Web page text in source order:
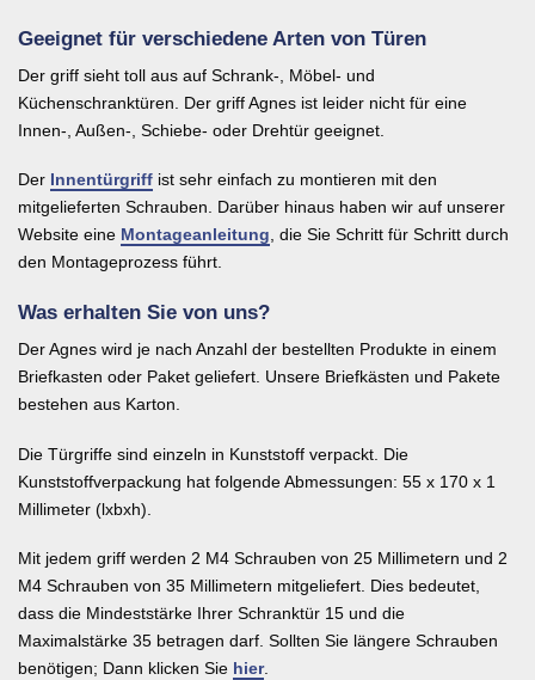
Geeignet für verschiedene Arten von Türen
Der griff sieht toll aus auf Schrank-, Möbel- und
Küchenschranktüren. Der griff Agnes ist leider nicht für eine
Innen-, Außen-, Schiebe- oder Drehtür geeignet.
Der Innentürgriff ist sehr einfach zu montieren mit den
mitgelieferten Schrauben. Darüber hinaus haben wir auf unserer
Website eine Montageanleitung, die Sie Schritt für Schritt durch
den Montageprozess führt.
Was erhalten Sie von uns?
Der Agnes wird je nach Anzahl der bestellten Produkte in einem
Briefkasten oder Paket geliefert. Unsere Briefkästen und Pakete
bestehen aus Karton.
Die Türgriffe sind einzeln in Kunststoff verpackt. Die
Kunststoffverpackung hat folgende Abmessungen: 55 x 170 x 1
Millimeter (lxbxh).
Mit jedem griff werden 2 M4 Schrauben von 25 Millimetern und 2
M4 Schrauben von 35 Millimetern mitgeliefert. Dies bedeutet,
dass die Mindeststärke Ihrer Schranktür 15 und die
Maximalstärke 35 betragen darf. Sollten Sie längere Schrauben
benötigen; Dann klicken Sie hier.